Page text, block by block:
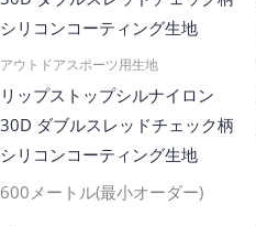
アウトドアスポーツ用生地
リップストップシルナイロン
30D ダブルスレッドチェック柄
シリコンコーティング生地
600メートル(最小オーダー)